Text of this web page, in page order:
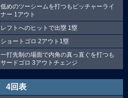
低めのツーシームを打つもピッチャーライ
ナー 1アウト
レフトへのヒットで出塁 1塁
ショートゴロ 2アウト1塁
一打先制の場面で内角の真っ直ぐを打つも
サードゴロ 3アウトチェンジ
4回表